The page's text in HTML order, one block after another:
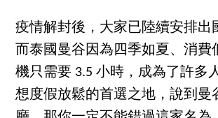
疫情解封後，大家已陸續安排出
而泰國曼谷因為四季如夏、消費
機只需要 3.5 小時，成為了許多
想度假放鬆的首選之地，說到曼